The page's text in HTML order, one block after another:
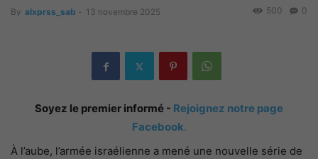
By alxprss_sab - 13 novembre 2025 0
500
Soyez le premier informé - Rejoignez notre page
Facebook.
À l’aube, l’armée israélienne a mené une nouvelle série de